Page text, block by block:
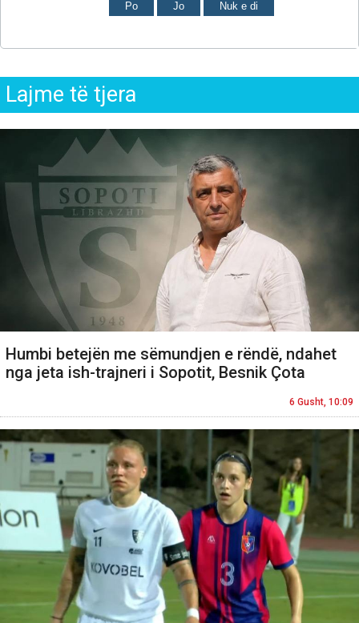
Po Jo Nuk e di
Lajme të tjera
Humbi betejën me sëmundjen e rëndë, ndahet
nga jeta ish-trajneri i Sopotit, Besnik Çota
6 Gusht, 10:09